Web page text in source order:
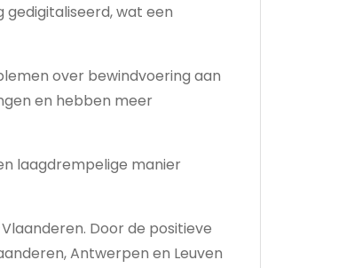
gedigitaliseerd, wat een
over bewindvoering aan
en hebben meer
laagdrempelige manier
Door de positieve
Antwerpen en Leuven